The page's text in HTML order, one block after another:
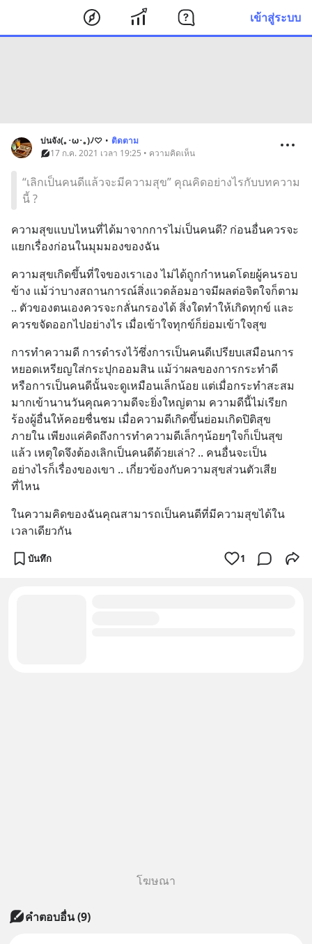
เข้าสู่ระบบ
บ่นจัง(｡･ω･｡)ﾉ♡ • ติดตาม
17 ก.ค. 2021 เวลา 19:25 • ความคิดเห็น
“เลิกเป็นคนดีแล้วจะมีความสุข” คุณคิดอย่างไรกับบทความ
นี้ ?
ความสุขแบบไหนที่ได้มาจากการไม่เป็นคนดี? ก่อนอื่นควรจะ
แยกเรื่องก่อนในมุมมองของฉัน
ความสุขเกิดขึ้นที่ใจของเราเอง ไม่ได้ถูกกำหนดโดยผู้คนรอบ
ข้าง แม้ว่าบางสถานการณ์สิ่งแวดล้อมอาจมีผลต่อจิตใจก็ตาม
.. ตัวของตนเองควรจะกลั่นกรองได้ สิ่งใดทำให้เกิดทุกข์ และ
ควรขจัดออกไปอย่างไร เมื่อเข้าใจทุกข์ก็ย่อมเข้าใจสุข
การทำความดี การดำรงไว้ซึ่งการเป็นคนดีเปรียบเสมือนการ
หยอดเหรียญใส่กระปุกออมสิน แม้ว่าผลของการกระทำดี
หรือการเป็นคนดีนั้นจะดูเหมือนเล็กน้อย แต่เมื่อกระทำสะสม
มากเข้านานวันคุณความดีจะยิ่งใหญ่ตาม ความดีนี้ไม่เรียก
ร้องผู้อื่นให้คอยชื่นชม เมื่อความดีเกิดขึ้นย่อมเกิดปิติสุข
ภายใน เพียงแค่คิดถึงการทำความดีเล็กๆน้อยๆใจก็เป็นสุข
แล้ว เหตุใดจึงต้องเลิกเป็นคนดีด้วยเล่า? .. คนอื่นจะเป็น
อย่างไรก็เรื่องของเขา .. เกี่ยวข้องกับความสุขส่วนตัวเสีย
ที่ไหน
ในความคิดของฉันคุณสามารถเป็นคนดีที่มีความสุขได้ใน
เวลาเดียวกัน
บันทึก 1
โฆษณา
คำตอบอื่น(9)